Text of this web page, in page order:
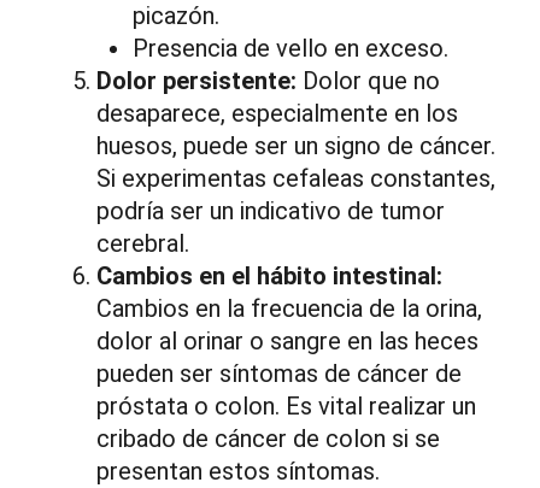
picazón.
Presencia de vello en exceso.
Dolor persistente: Dolor que no
desaparece, especialmente en los
huesos, puede ser un signo de cáncer.
Si experimentas cefaleas constantes,
podría ser un indicativo de tumor
cerebral.
Cambios en el hábito intestinal:
Cambios en la frecuencia de la orina,
dolor al orinar o sangre en las heces
pueden ser síntomas de cáncer de
próstata o colon. Es vital realizar un
cribado de cáncer de colon si se
presentan estos síntomas.